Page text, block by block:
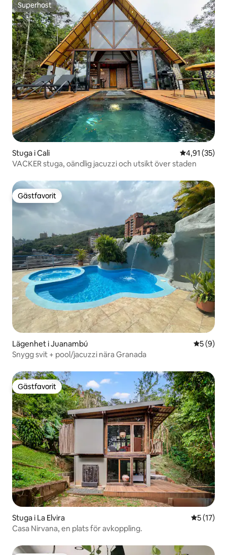
Superhost
Superhost
Stuga i Cali 4,91 av 5 i
4,91 (35)
VACKER stuga, oändlig jacuzzi och utsikt över staden
Gästfavorit
Gästfavorit
Lägenhet i Juanambú 5 av 5 i
5 (9)
Snygg svit + pool/jacuzzi nära Granada
Gästfavorit
Gästfavorit
Stuga i La Elvira 5 av 5 i
5 (17)
Casa Nirvana, en plats för avkoppling.